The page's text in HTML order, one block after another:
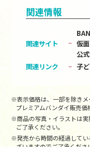
関連情報
関連サイト
仮
公
関連リンク
子
※表示価格は、一部を除きメ
プレミアムバンダイ販売価
※商品の写真・イラストは
ご了承ください。
※発売から時間の経過して